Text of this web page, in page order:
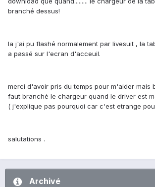
branché dessus!
la j'ai pu flashé normalement par livesuit , la
a passé sur l'ecran d'acceuil.
merci d'avoir pris du temps pour m'aider mais
faut branché le chargeur quand le driver est
( j'explique pas pourquoi car c'est etrange
salutations .
Archivé